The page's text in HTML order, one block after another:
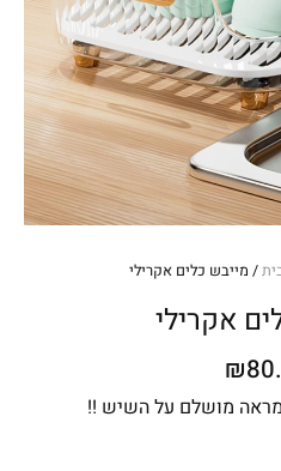
/ מייבש כלים אקרילי
אקרילי
₪
מושלם על השיש !!